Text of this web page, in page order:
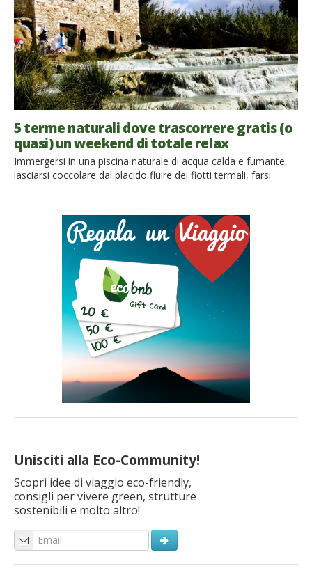
Unisciti alla Eco-Community!
Scopri idee di viaggio eco-friendly,
consigli per vivere green, strutture
sostenibili e molto altro!
5 terme naturali dove trascorrere gratis (o
quasi) un weekend di totale relax
Immergersi in una piscina naturale di acqua calda e fumante,
lasciarsi coccolare dal placido fluire dei fiotti termali, farsi
economico di quanto possiate immaginare! Infatti, dalla
Valtellina al Lazio, il nostro paese ci offre infinite possibilità di
vero relax: vasche scavate nella roccia, […]